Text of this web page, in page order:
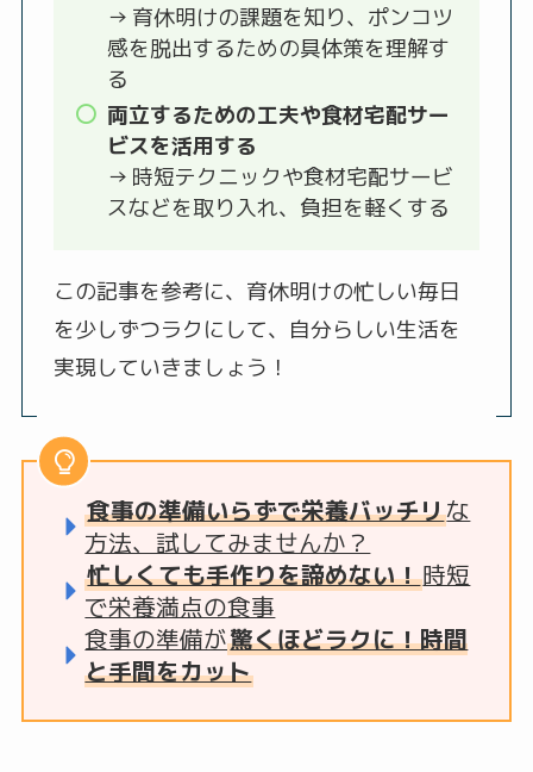
→ 育休明けの課題を知り、ポンコツ
感を脱出するための具体策を理解す
る
両立するための工夫や食材宅配サー
ビスを活用する
→ 時短テクニックや食材宅配サービ
スなどを取り入れ、負担を軽くする
この記事を参考に、育休明けの忙しい毎日
を少しずつラクにして、自分らしい生活を
実現していきましょう！
食事の準備いらずで栄養バッチリな
方法、試してみませんか？
忙しくても手作りを諦めない！時短
で栄養満点の食事
食事の準備が驚くほどラクに！時間
と手間をカット